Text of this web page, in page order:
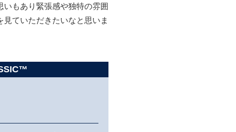
もあり緊張感や独特の雰囲
ていただきたいなと思いま